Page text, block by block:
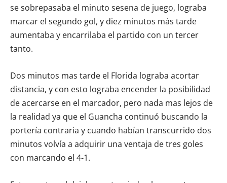
se sobrepasaba el minuto sesena de juego, lograba
marcar el segundo gol, y diez minutos más tarde
aumentaba y encarrilaba el partido con un tercer
tanto.
Dos minutos mas tarde el Florida lograba acortar
distancia, y con esto lograba encender la posibilidad
de acercarse en el marcador, pero nada mas lejos de
la realidad ya que el Guancha continuó buscando la
portería contraria y cuando habían transcurrido dos
minutos volvía a adquirir una ventaja de tres goles
con marcando el 4-1.